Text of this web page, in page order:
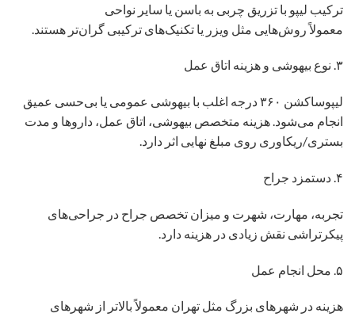
ترکیب لیپو با تزریق چربی به باسن یا سایر نواحی
معمولاً روش‌هایی مثل ویزر یا تکنیک‌های ترکیبی گران‌تر هستند.
۳. نوع بیهوشی و هزینه اتاق عمل
لیپوساکشن ۳۶۰ درجه اغلب با بیهوشی عمومی یا بی‌حسی عمیق
انجام می‌شود. هزینه متخصص بیهوشی، اتاق عمل، داروها و مدت
بستری/ریکاوری روی مبلغ نهایی اثر دارد.
۴. دستمزد جراح
تجربه، مهارت، شهرت و میزان تخصص جراح در جراحی‌های
پیکرتراشی نقش زیادی در هزینه دارد.
۵. محل انجام عمل
هزینه در شهرهای بزرگ مثل تهران معمولاً بالاتر از شهرهای